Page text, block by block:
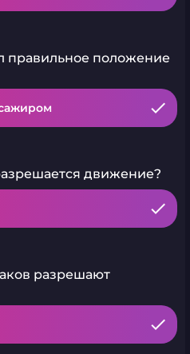
правильное положение
движение?
разрешают